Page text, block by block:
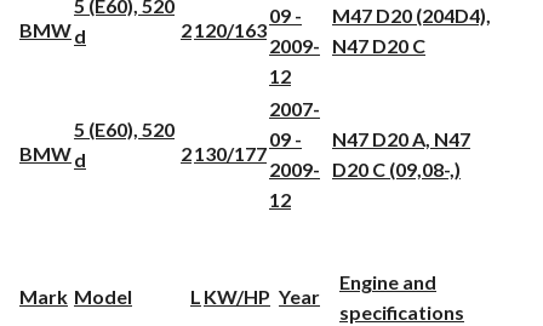
BMW
5 (E60), 520
d
2120/163
09 -
2009-
12
M47 D20 (204D4),
N47 D20 C
BMW
5 (E60), 520
d
2130/177
2007-
09 -
2009-
12
N47 D20 A, N47
D20 C (09,08-,)
Mark Model L KW/HP Year
Engine and
specifications